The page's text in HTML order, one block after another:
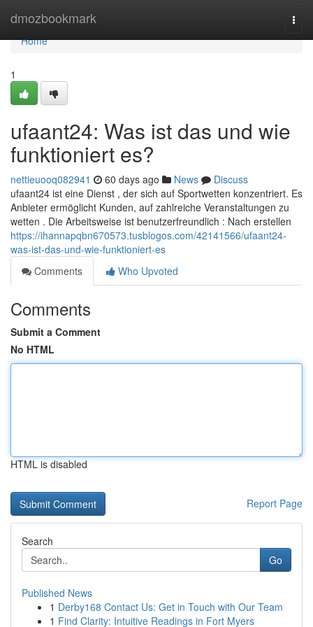
dmozbookmark
Home
Home
1
ufaant24: Was ist das und wie
funktioniert es?
nettieuooq082941 60 days ago News
Discuss
ufaant24 ist eine Dienst , der sich auf Sportwetten konzentriert. Es
Anbieter ermöglicht Kunden, auf zahlreiche Veranstaltungen zu
wetten . Die Arbeitsweise ist benutzerfreundlich : Nach erstellen
https://ihannapqbn670573.tusblogos.com/42141566/ufaant24-
was-ist-das-und-wie-funktioniert-es
Comments
Who Upvoted
Comments
Submit a Comment
No HTML
HTML is disabled
Report Page
Search
Go
Published News
1 Derby168 Contact Us: Get in Touch with Our Team
1 Find Clarity: Intuitive Readings in Fort Myers